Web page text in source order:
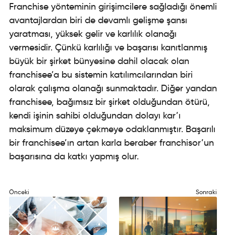
Franchise yönteminin girişimcilere sağladığı önemli
avantajlardan biri de devamlı gelişme şansı
yaratması, yüksek gelir ve karlılık olanağı
vermesidir. Çünkü karlılığı ve başarısı kanıtlanmış
büyük bir şirket bünyesine dahil olacak olan
franchisee’a bu sistemin katılımcılarından biri
olarak çalışma olanağı sunmaktadır. Diğer yandan
franchisee, bağımsız bir şirket olduğundan ötürü,
kendi işinin sahibi olduğundan dolayı kar’ı
maksimum düzeye çekmeye odaklanmıştır. Başarılı
bir franchisee’ın artan karla beraber franchisor’un
başarısına da katkı yapmış olur.
Önceki Sonraki